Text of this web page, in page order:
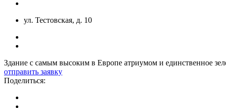
ул. Тестовская, д. 10
Здание с самым высоким в Европе атриумом и единственное
отправить заявку
Поделиться: